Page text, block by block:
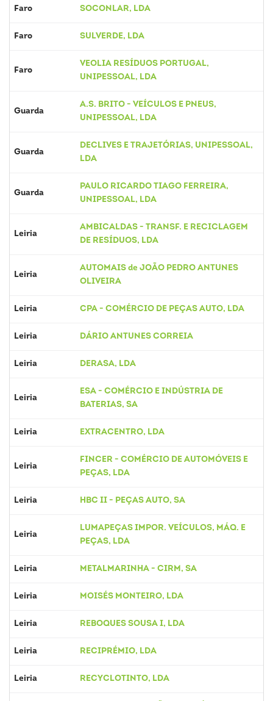
Faro SOCONLAR, LDA
Faro SULVERDE, LDA
Faro
VEOLIA RESÍDUOS PORTUGAL,
UNIPESSOAL, LDA
Guarda
A.S. BRITO - VEÍCULOS E PNEUS,
UNIPESSOAL, LDA
Guarda
DECLIVES E TRAJETÓRIAS, UNIPESSOAL,
LDA
Guarda
PAULO RICARDO TIAGO FERREIRA,
UNIPESSOAL, LDA
Leiria
AMBICALDAS - TRANSF. E RECICLAGEM
DE RESÍDUOS, LDA
Leiria
AUTOMAIS de JOÃO PEDRO ANTUNES
OLIVEIRA
Leiria CPA - COMÉRCIO DE PEÇAS AUTO, LDA
Leiria DÁRIO ANTUNES CORREIA
Leiria DERASA, LDA
Leiria
ESA - COMÉRCIO E INDÚSTRIA DE
BATERIAS, SA
Leiria EXTRACENTRO, LDA
Leiria
FINCER - COMÉRCIO DE AUTOMÓVEIS E
PEÇAS, LDA
Leiria HBC II - PEÇAS AUTO, SA
Leiria
LUMAPEÇAS IMPOR. VEÍCULOS, MÁQ. E
PEÇAS, LDA
Leiria METALMARINHA - CIRM, SA
Leiria MOISÉS MONTEIRO, LDA
Leiria REBOQUES SOUSA I, LDA
Leiria RECIPRÉMIO, LDA
Leiria RECYCLOTINTO, LDA